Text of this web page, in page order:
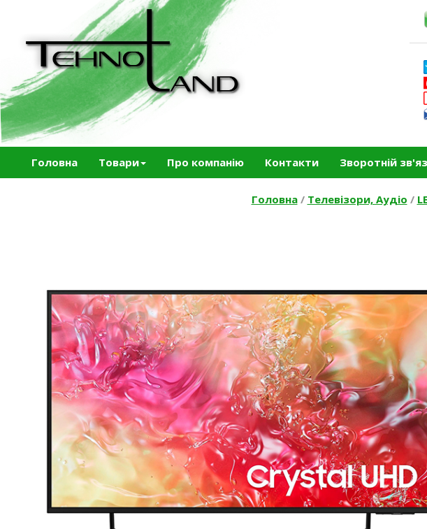
Головна Товари Про компанію Контакти Зворотній
Головна / Телевізори, Аудіо /